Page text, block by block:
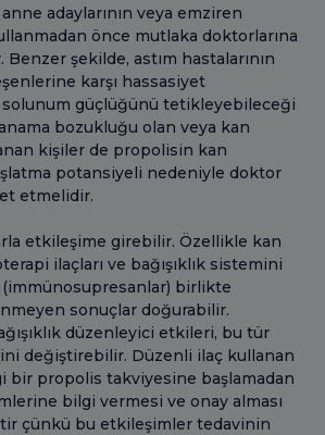
adaylarının veya emziren
önce mutlaka doktorlarına
Benzer şekilde, astım hastalarının
karşı hassasiyet
güçlüğünü tetikleyebileceği
bozukluğu olan veya kan
kişiler de propolisin kan
potansiyeli nedeniyle doktor
etmelidir.
etkileşime girebilir. Özellikle kan
ilaçları ve bağışıklık sistemini
(immünosupresanlar) birlikte
sonuçlar doğurabilir.
düzenleyici etkileri, bu tür
değiştirebilir. Düzenli ilaç kullanan
bir propolis takviyesine başlamadan
bilgi vermesi ve onay alması
çünkü bu etkileşimler tedavinin